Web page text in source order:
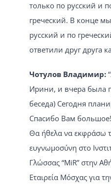
только по русский и
греческий. В конце
русский и по
ответили друг друга
Чотулов Владимир:
Ирини, и вчера была
беседа) Сегодня
Спасибо Вам большое!
Θα ήθελα να εκφράσω
ευγνωμοσύνη στο
Γλώσσας “MiR” στην
Εταιρεία Μόσχας για